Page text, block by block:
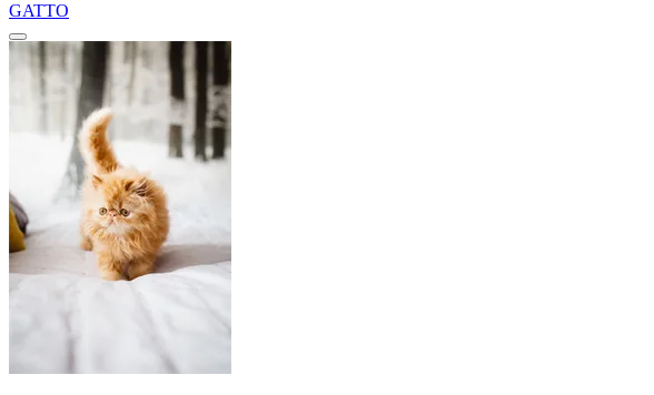
GATTO